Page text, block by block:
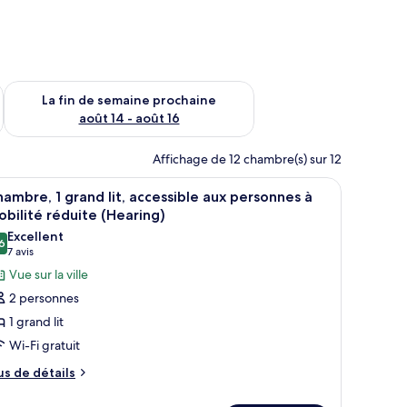
semaine août 7 - août 9
La fin de semaine prochaine
août 14 - août 16
Vérifier la disponibilité pour la fin de semaine prochaine août
Affichage de 12 chambre(s) sur 12
un lit, une porte coulissante, une armoire en bois et une petite table de
:
Une chambre à coucher moderne avec
6
1 grand lit, accessible aux personnes à
réduite (Hearing)
sur 10
Excellent
7 avis
(7 avis)
Vue sur la ville
2 personnes
1 grand lit
Wi-Fi gratuit
de détails